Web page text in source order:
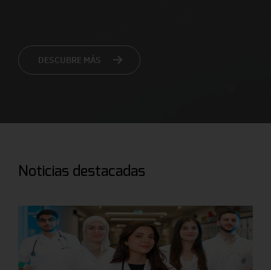
DESCUBRE MÁS
Noticias destacadas